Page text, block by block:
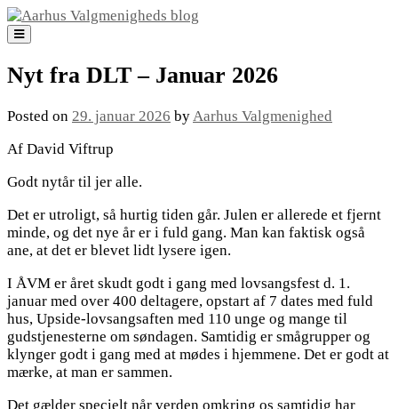
Skip
to
Nyt fra DLT – Januar 2026
Posted on 29. januar 2026 byAarhus Valgmenighed
Af David Viftrup
Godt nytår til jer alle.
Det er utroligt, så hurtig tiden går. Julen er allerede et fjernt
minde, og det nye år er i fuld gang. Man kan faktisk også
ane, at det er blevet lidt lysere igen.
I ÅVM er året skudt godt i gang med lovsangsfest d. 1.
januar med over 400 deltagere, opstart af 7 dates med fuld
hus, Upside-lovsangsaften med 110 unge og mange til
gudstjenesterne om søndagen. Samtidig er smågrupper og
klynger godt i gang med at mødes i hjemmene. Det er godt at
mærke, at man er sammen.
Det gælder specielt når verden omkring os samtidig har